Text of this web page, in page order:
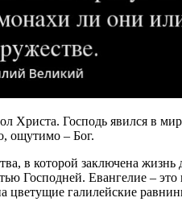
Христа. Господь явился в
ощутимо – Бог.
в которой заключена
Господней. Евангелие –
галилейские